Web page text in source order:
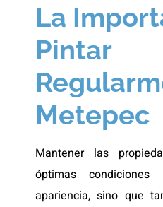
La
Pintar
Metepec
Mantener las
óptimas
apariencia, sino que